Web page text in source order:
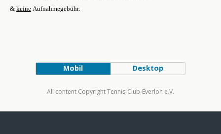
& keine Aufnahmegebühr.
Mobil Desktop
All content Copyright Tennis-Club-Everloh e.V.